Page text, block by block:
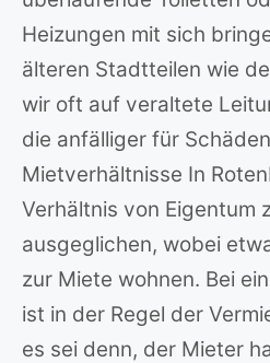
Heizungen mit sich
älteren Stadtteilen wie
wir oft auf veraltete
die anfälliger für
Mietverhältnisse In
Verhältnis von Eigentum
ausgeglichen, wobei
zur Miete wohnen. Bei
ist in der Regel der
es sei denn, der Mieter